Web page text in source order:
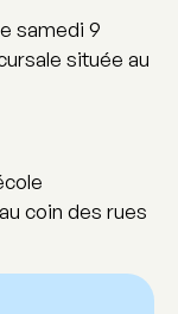
samedi 9
située au
coin des rues